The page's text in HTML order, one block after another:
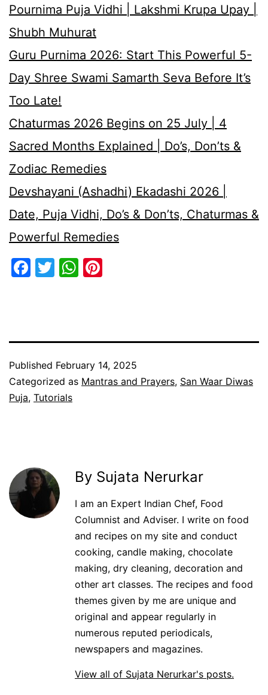
Pournima Puja Vidhi | Lakshmi Krupa Upay |
Shubh Muhurat
Guru Purnima 2026: Start This Powerful 5-
Day Shree Swami Samarth Seva Before It’s
Too Late!
Chaturmas 2026 Begins on 25 July | 4
Sacred Months Explained | Do’s, Don’ts &
Zodiac Remedies
Devshayani (Ashadhi) Ekadashi 2026 |
Date, Puja Vidhi, Do’s & Don’ts, Chaturmas &
Powerful Remedies
Facebook
TwitterWhatsApp
Published February 14, 2025
Categorized as Mantras and Prayers, San Waar Diwas
Puja, Tutorials
By Sujata Nerurkar
I am an Expert Indian Chef, Food
Columnist and Adviser. I write on food
and recipes on my site and conduct
cooking, candle making, chocolate
making, dry cleaning, decoration and
other art classes. The recipes and food
themes given by me are unique and
original and appear regularly in
numerous reputed periodicals,
newspapers and magazines.
View all of Sujata Nerurkar's posts.